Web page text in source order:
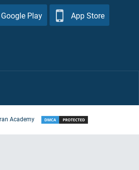
Google Play App Store
Academy